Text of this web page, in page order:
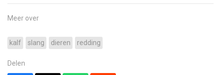
Meer over
kalf slang dieren redding
Delen